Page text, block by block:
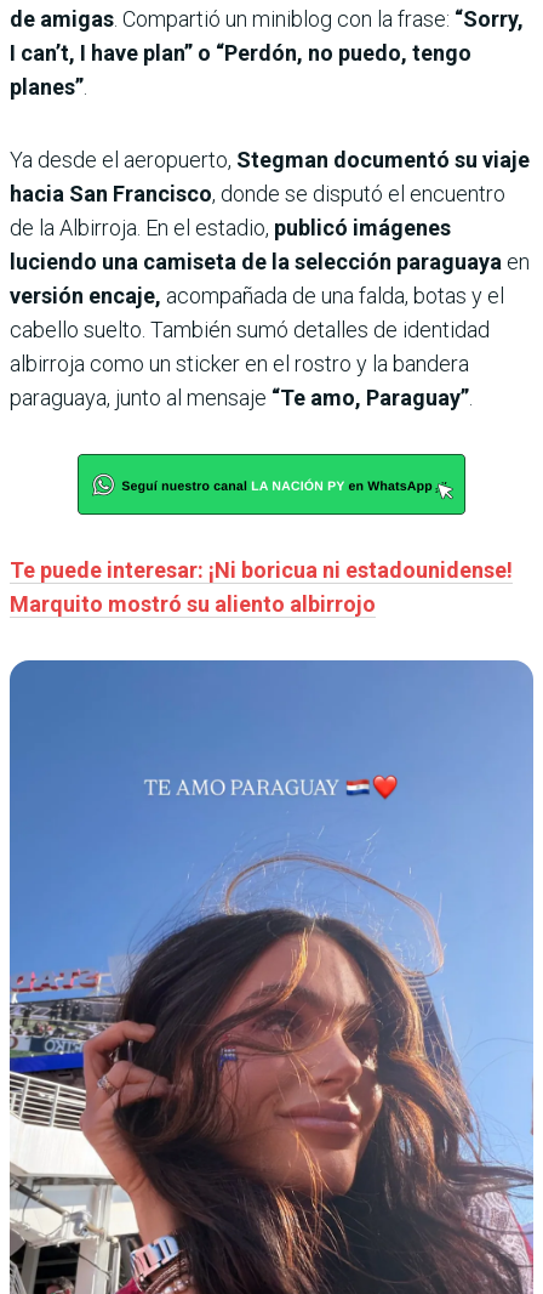
de amigas. Compartió un miniblog con la frase: “Sorry,
I can’t, I have plan” o “Perdón, no puedo, tengo
planes”.
Ya desde el aeropuerto, Stegman documentó su viaje
hacia San Francisco, donde se disputó el encuentro
de la Albirroja. En el estadio, publicó imágenes
luciendo una camiseta de la selección paraguaya en
versión encaje, acompañada de una falda, botas y el
cabello suelto. También sumó detalles de identidad
albirroja como un sticker en el rostro y la bandera
paraguaya, junto al mensaje “Te amo, Paraguay”.
Te puede interesar: ¡Ni boricua ni estadounidense!
Marquito mostró su aliento albirrojo